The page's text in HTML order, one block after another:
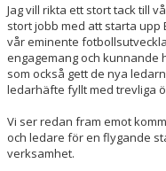
Jag vill rikta ett stort tack till
stort jobb med att starta upp
vår eminente
engagemang och kunnande
som också gett de nya
ledarhäfte fyllt med trevliga
Vi ser redan fram emot
och ledare för en flygande
verksamhet.